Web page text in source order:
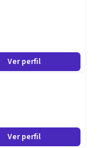
etc) y TDAH.
joven, adulta
y proactivo
Ver perfil
Ver perfil